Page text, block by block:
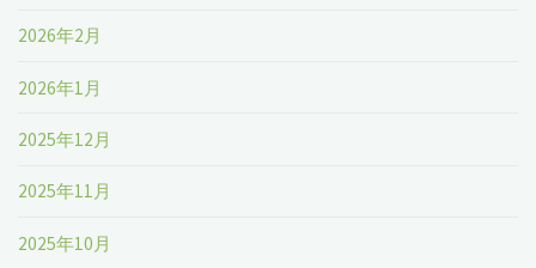
2026年2月
2026年1月
2025年12月
2025年11月
2025年10月